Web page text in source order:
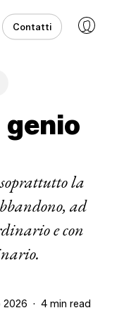
Contatti
genio
la
ad
e con
2026 4 min read